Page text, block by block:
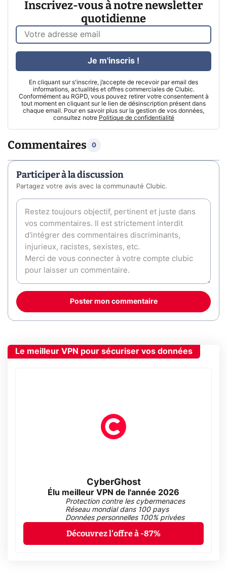
Inscrivez-vous à notre newsletter
quotidienne
En cliquant sur s'inscrire, j’accepte de recevoir par email des
informations, actualités et offres commerciales de Clubic.
Conformément au RGPD, vous pouvez retirer votre consentement à
tout moment en cliquant sur le lien de désinscription présent dans
chaque email. Pour en savoir plus sur la gestion de vos données,
consultez notre Politique de confidentialité
Je m'inscris !
Commentaires 0
Participer à la discussion
Partagez votre avis avec la communauté Clubic.
Poster mon commentaire
Le meilleur VPN pour sécuriser vos données
CyberGhost
Élu meilleur VPN de l'année 2026
Protection contre les cybermenaces
Réseau mondial dans 100 pays
Données personnelles 100% privées
Découvrez l'offre à -87%